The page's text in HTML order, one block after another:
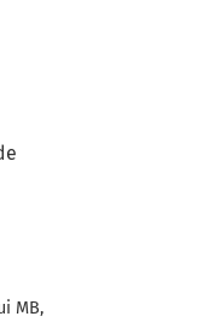
MB,